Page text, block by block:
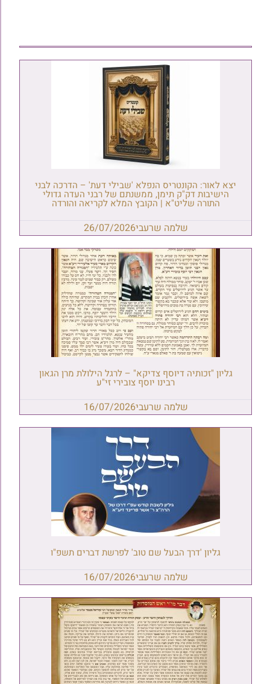
יצא לאור: הקונטריס הנפלא 'שבילי דעת' – הדרכה לבני
הישיבות דק"ק תימן, ממשנתם של רבני העדה גדולי
התורה שליט"א | הקובץ המלא לקריאה והורדה
שלמה שרעבי26/07/2026
גליון "זכותיה דיוסף צדיקא" – לרגל הילולת מרן הגאון
רבינו יוסף צובירי זי"ע
שלמה שרעבי16/07/2026
גליון 'דרך הבעל שם טוב' לפרשת דברים תשפ"ו
שלמה שרעבי16/07/2026